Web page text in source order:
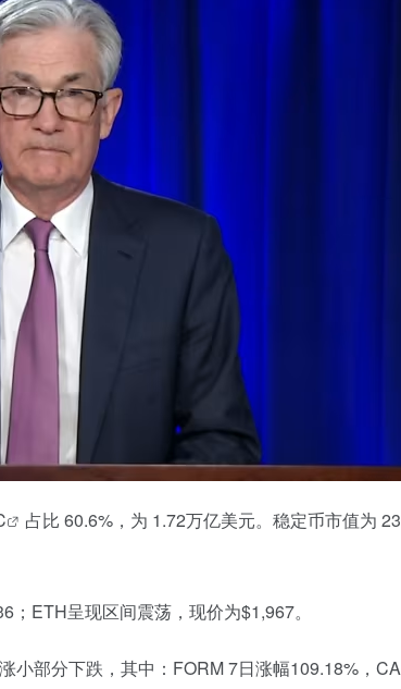
占比 60.6%，为 1.72万亿美元。 稳定币市值为
ETH呈现区间震荡，现价为$1,967。
小部分下跌，其中：FORM 7日涨幅109.18%，